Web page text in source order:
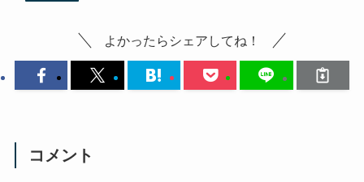
よかったらシェアしてね！
コメント